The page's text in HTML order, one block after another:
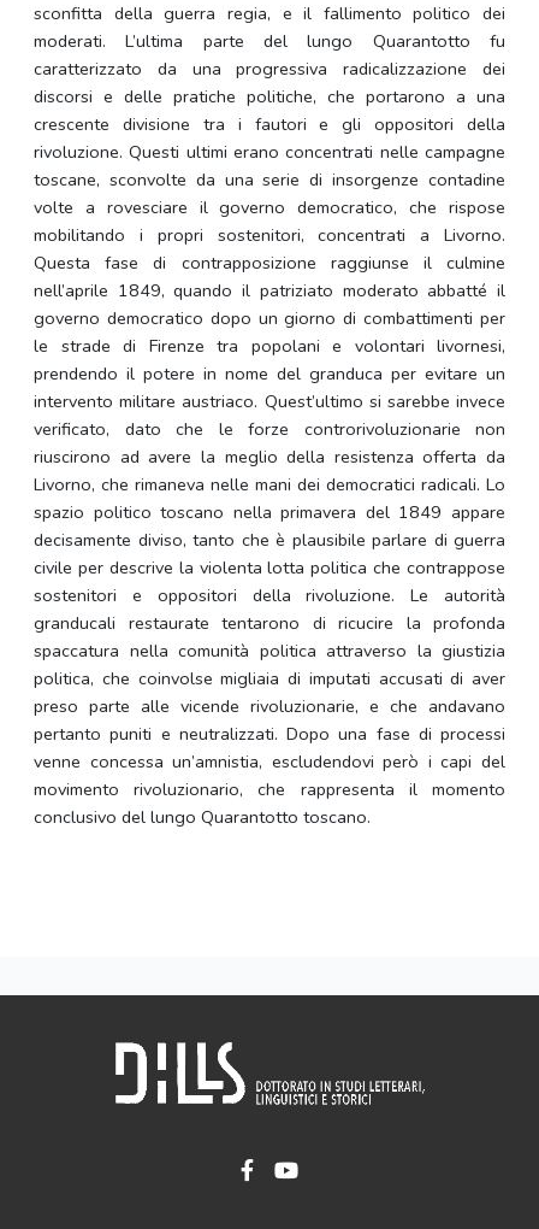
sconfitta della guerra regia, e il fallimento politico dei
moderati. L’ultima parte del lungo Quarantotto fu
caratterizzato da una progressiva radicalizzazione dei
discorsi e delle pratiche politiche, che portarono a una
crescente divisione tra i fautori e gli oppositori della
rivoluzione. Questi ultimi erano concentrati nelle campagne
toscane, sconvolte da una serie di insorgenze contadine
volte a rovesciare il governo democratico, che rispose
mobilitando i propri sostenitori, concentrati a Livorno.
Questa fase di contrapposizione raggiunse il culmine
nell’aprile 1849, quando il patriziato moderato abbatté il
governo democratico dopo un giorno di combattimenti per
le strade di Firenze tra popolani e volontari livornesi,
prendendo il potere in nome del granduca per evitare un
intervento militare austriaco. Quest’ultimo si sarebbe invece
verificato, dato che le forze controrivoluzionarie non
riuscirono ad avere la meglio della resistenza offerta da
Livorno, che rimaneva nelle mani dei democratici radicali. Lo
spazio politico toscano nella primavera del 1849 appare
decisamente diviso, tanto che è plausibile parlare di guerra
civile per descrive la violenta lotta politica che contrappose
sostenitori e oppositori della rivoluzione. Le autorità
granducali restaurate tentarono di ricucire la profonda
spaccatura nella comunità politica attraverso la giustizia
politica, che coinvolse migliaia di imputati accusati di aver
preso parte alle vicende rivoluzionarie, e che andavano
pertanto puniti e neutralizzati. Dopo una fase di processi
venne concessa un’amnistia, escludendovi però i capi del
movimento rivoluzionario, che rappresenta il momento
conclusivo del lungo Quarantotto toscano.